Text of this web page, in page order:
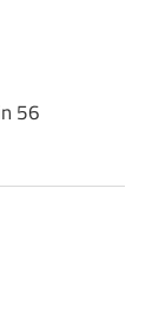
56